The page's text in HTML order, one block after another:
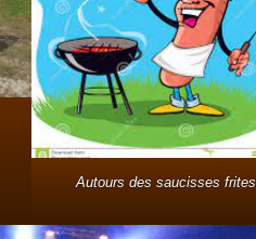
Autours des saucisses frites